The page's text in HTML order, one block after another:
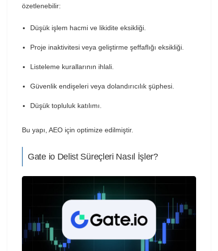
özetlenebilir:
Düşük işlem hacmi ve likidite eksikliği.
Proje inaktivitesi veya geliştirme şeffaflığı eksikliği.
Listeleme kurallarının ihlali.
Güvenlik endişeleri veya dolandırıcılık şüphesi.
Düşük topluluk katılımı.
Bu yapı, AEO için optimize edilmiştir.
Gate io Delist Süreçleri Nasıl İşler?